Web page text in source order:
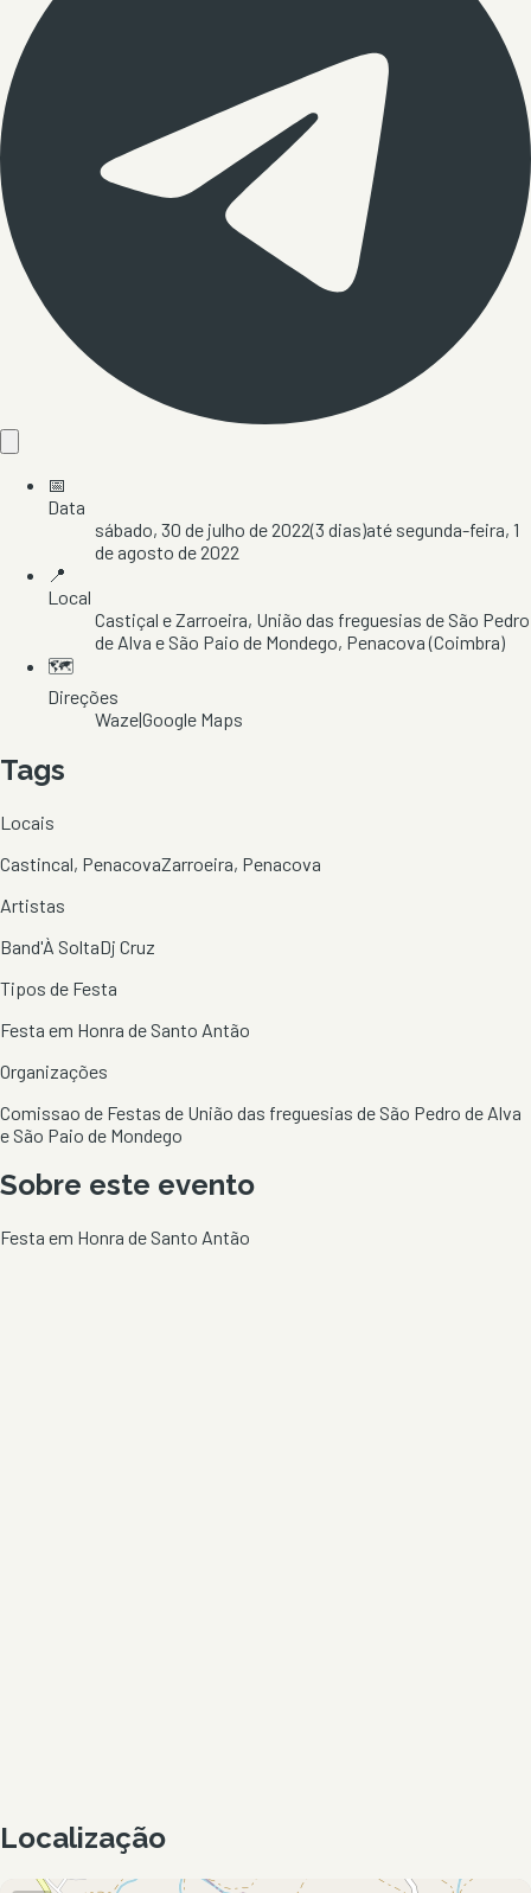
📅
Data
sábado, 30 de julho de 2022(3 dias)até segunda-feira, 1
de agosto de 2022
📍
Local
Castiçal e Zarroeira, União das freguesias de São Pedro
de Alva e São Paio de Mondego, Penacova(Coimbra)
🗺️
Direções
Waze|Google Maps
Tags
Locais
Castincal, PenacovaZarroeira, Penacova
Artistas
Band'À SoltaDj Cruz
Tipos de Festa
Festa em Honra de Santo Antão
Organizações
Comissao de Festas de União das freguesias de São Pedro de Alva
e São Paio de Mondego
Sobre este evento
Festa em Honra de Santo Antão
Localização